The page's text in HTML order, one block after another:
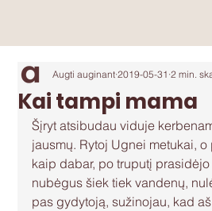
Kai tampi mama
Augti auginant 2019-05-31 2 min.
Šįryt atsibudau viduje
jausmų. Rytoj Ugnei metukai, o
kaip dabar, po truputį
nubėgus šiek tiek vandenų,
pas gydytoją, sužinojau, kad